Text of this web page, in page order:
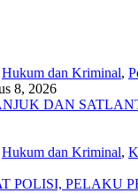
Hukum dan Kriminal,
8, 2026
DAN
Hukum dan Kriminal,
POLISI, PELAKU